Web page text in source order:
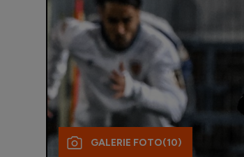
GALERIE FOTO(10)